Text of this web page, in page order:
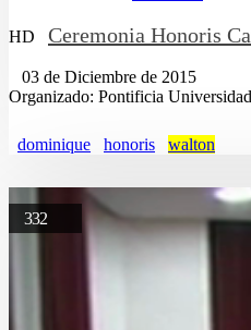
HD Ceremonia Honoris
03 de Diciembre de 2015
Organizado: Pontificia
dominique honoris walton
332